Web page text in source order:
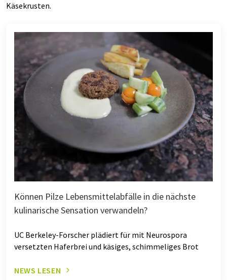
Käsekrusten.
Können Pilze Lebensmittelabfälle in die nächste
kulinarische Sensation verwandeln?
UC Berkeley-Forscher plädiert für mit Neurospora
versetzten Haferbrei und käsiges, schimmeliges Brot
NEWS LESEN